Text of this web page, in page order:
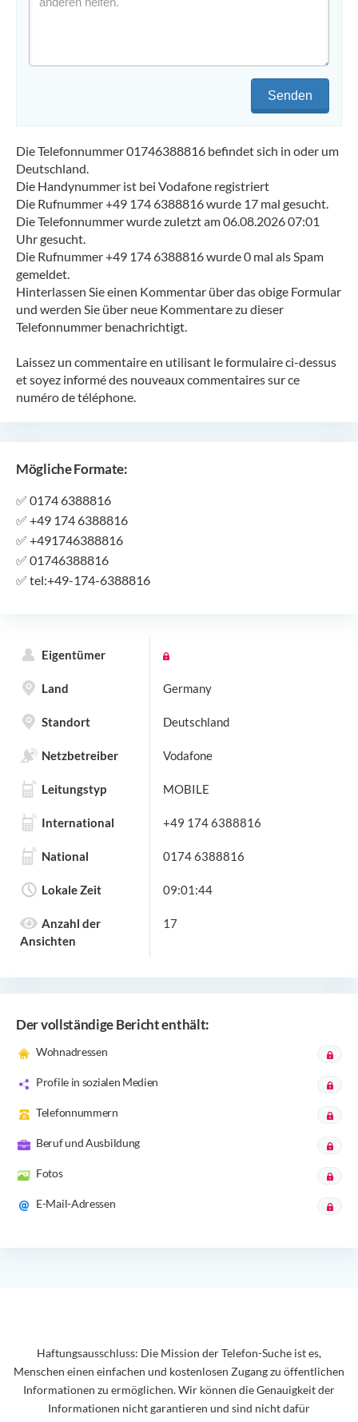
Senden
Die Telefonnummer 01746388816 befindet sich in oder um
Deutschland.
Die Handynummer ist bei Vodafone registriert
Die Rufnummer +49 174 6388816 wurde 17 mal gesucht.
Die Telefonnummer wurde zuletzt am 06.08.2026 07:01
Uhr gesucht.
Die Rufnummer +49 174 6388816 wurde 0 mal als Spam
gemeldet.
Hinterlassen Sie einen Kommentar über das obige Formular
und werden Sie über neue Kommentare zu dieser
Telefonnummer benachrichtigt.
Laissez un commentaire en utilisant le formulaire ci-dessus
et soyez informé des nouveaux commentaires sur ce
numéro de téléphone.
Mögliche Formate:
✅ 0174 6388816
✅ +49 174 6388816
✅ +491746388816
✅ 01746388816
✅ tel:+49-174-6388816
Eigentümer
Land Germany
Standort Deutschland
Netzbetreiber Vodafone
Leitungstyp MOBILE
International +49 174 6388816
National 0174 6388816
Lokale Zeit 09:01:44
Anzahl der
Ansichten
17
Der vollständige Bericht enthält:
Wohnadressen
Profile in sozialen Medien
Telefonnummern
Beruf und Ausbildung
Fotos
E-Mail-Adressen
Haftungsausschluss: Die Mission der Telefon-Suche ist es,
Menschen einen einfachen und kostenlosen Zugang zu öffentlichen
Informationen zu ermöglichen. Wir können die Genauigkeit der
Informationen nicht garantieren und sind nicht dafür